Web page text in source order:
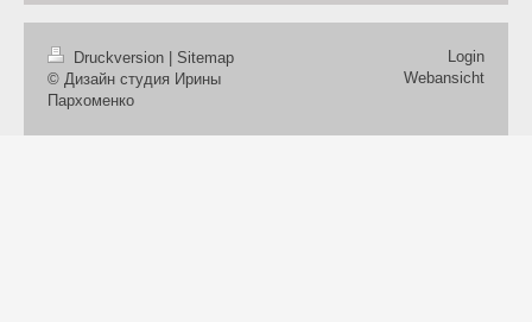
Druckversion
Sitemap
© Дизайн студия Ирины
Пархоменко
Login
Webansicht